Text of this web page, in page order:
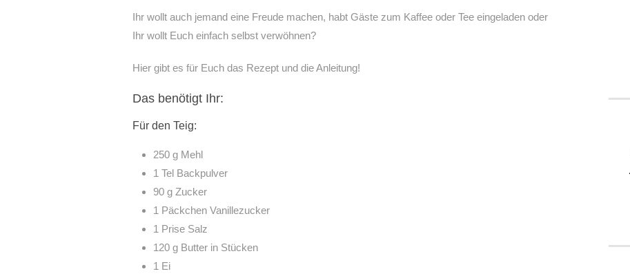
Ihr wollt auch jemand eine Freude machen, habt Gäste zum Kaffee oder Tee eingeladen oder
Ihr wollt Euch einfach selbst verwöhnen?
Hier gibt es für Euch das Rezept und die Anleitung!
Das benötigt Ihr:
Für den Teig:
250 g Mehl
1 Tel Backpulver
90 g Zucker
1 Päckchen Vanillezucker
1 Prise Salz
120 g Butter in Stücken
1 Ei